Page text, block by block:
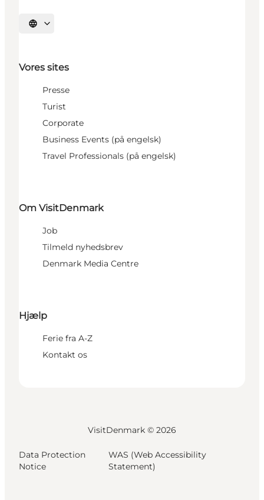
Vælg sprog
Vores sites
Presse
Turist
Corporate
Business Events (på engelsk)
Travel Professionals (på engelsk)
Om VisitDenmark
Job
Tilmeld nyhedsbrev
Denmark Media Centre
Hjælp
Ferie fra A-Z
Kontakt os
VisitDenmark © 2026
Data Protection
Notice
WAS (Web Accessibility
Statement)